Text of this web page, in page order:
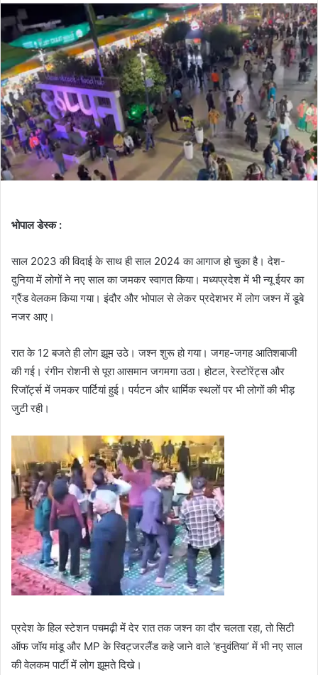
भोपाल डेस्क :
साल 2023 की विदाई के साथ ही साल 2024 का आगाज हो चुका है। देश-
दुनिया में लोगों ने नए साल का जमकर स्वागत किया। मध्यप्रदेश में भी न्यू ईयर का
ग्रैंड वेलकम किया गया। इंदौर और भोपाल से लेकर प्रदेशभर में लोग जश्न में डूबे
नजर आए।
रात के 12 बजते ही लोग झूम उठे। जश्न शुरू हो गया। जगह-जगह आतिशबाजी
की गई। रंगीन रोशनी से पूरा आसमान जगमगा उठा। होटल, रेस्टोरेंट्स और
रिजॉर्ट्स में जमकर पार्टियां हुई। पर्यटन और धार्मिक स्थलों पर भी लोगों की भीड़
जुटी रही।
प्रदेश के हिल स्टेशन पचमढ़ी में देर रात तक जश्न का दौर चलता रहा, तो सिटी
ऑफ जॉय मांडू और MP के स्विट्जरलैंड कहे जाने वाले ‘हनुवंतिया’ में भी नए साल
की वेलकम पार्टी में लोग झूमते दिखे।